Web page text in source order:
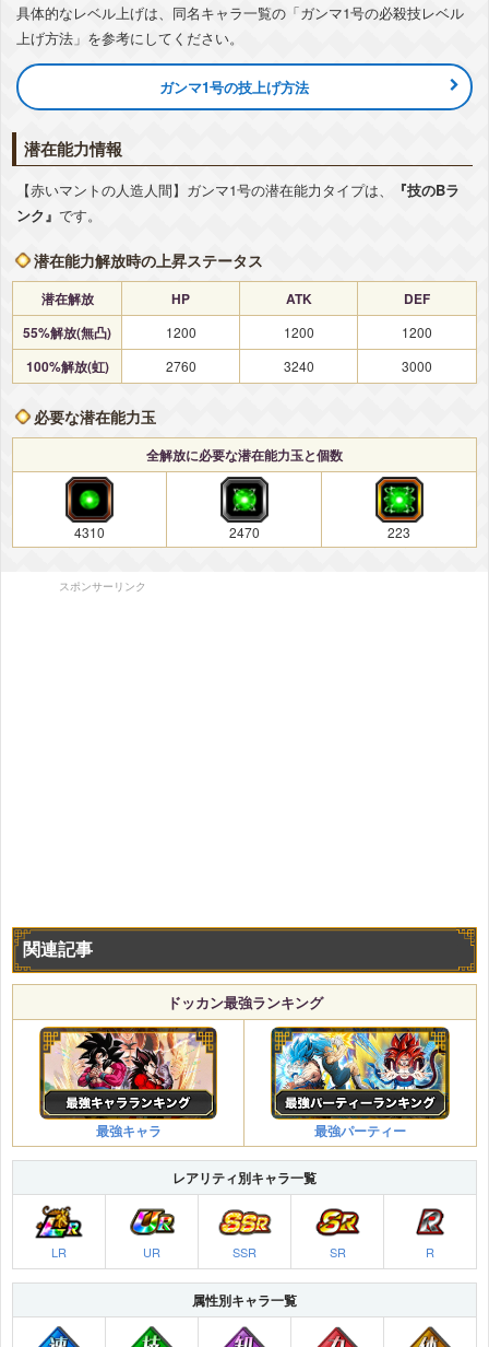
『平和への熱意』グレートサイヤマン
気力 +5 ATK +32% DEF
▽編成おすすめカテゴリ
スペシャルポーズ 正義の味方
気力
▽編成おすすめカテゴリ
スペシャルポーズ
正義の味方 高速戦闘
具体的なレベル上げは、同名キャラ一覧の「ガンマ1号の必殺技レベル
上げ方法」を参考にしてください。
ガンマ1号の技上げ方法
潜在能力情報
【赤いマントの人造人間】ガンマ1号の潜在能力タイプは、
『技のBラ
ンク』 です。
潜在能力解放時の上昇ステータス
潜在解放 HP ATK
DEF
55%解放(無凸)
1200 1200 1200
100%解放(虹) 2760 3240 3000
必要な潜在能力玉
全解放に必要な潜在能力玉と個数
4310 2470 223
スポンサーリンク
関連記事
ドッカン最強ランキング
最強キャラ 最強パーティー
レアリティ別キャラ一覧
LR UR SSR SR R
属性別キャラ一覧